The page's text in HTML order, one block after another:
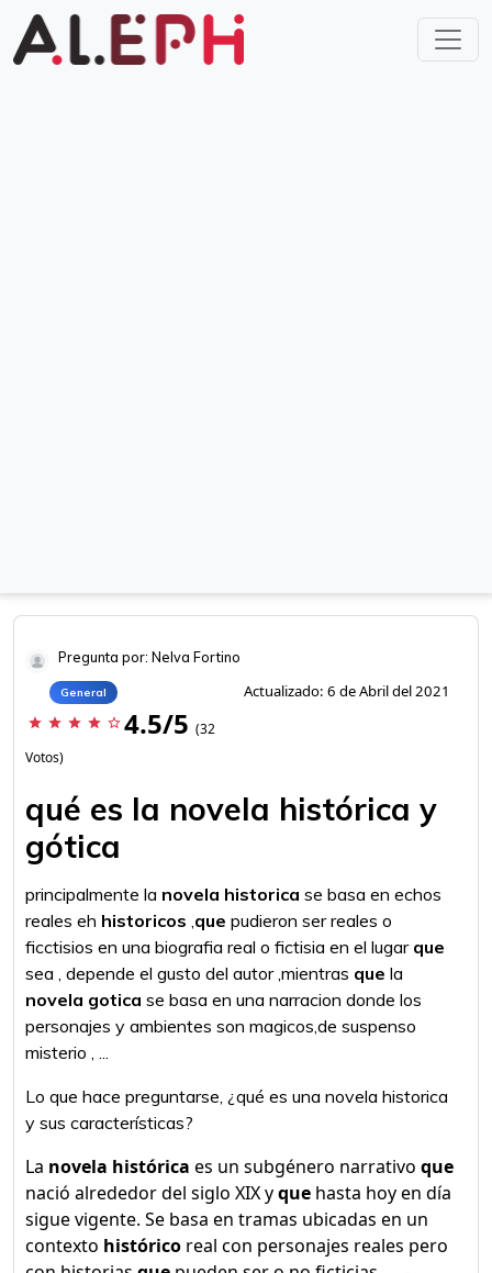
Pregunta por: Nelva Fortino
General Actualizado: 6 de Abril del 2021
star star star star star_border 4.5/5 (32
Votos)
qué es la novela histórica y
gótica
principalmente la novela historica se basa en echos
reales eh historicos ,que pudieron ser reales o
ficctisios en una biografia real o fictisia en el lugar que
sea , depende el gusto del autor ,mientras que la
novela gotica se basa en una narracion donde los
personajes y ambientes son magicos,de suspenso
misterio , ...
Lo que hace preguntarse, ¿qué es una novela historica
y sus características?
La novela histórica es un subgénero narrativo que
nació alrededor del siglo XIX yque hasta hoy en día
sigue vigente. Se basa en tramas ubicadas en un
contexto histórico real con personajes reales pero